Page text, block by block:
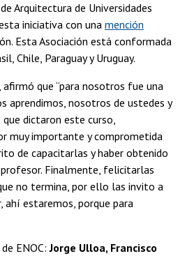
Arquitectura de Universidades
iniciativa con una mención
Esta Asociación está conformada
Chile, Paraguay y Uruguay.
, afirmó que “para nosotros fue una
aprendimos, nosotros de ustedes y
dictaron este curso,
muy importante y comprometida
de capacitarlas y haber obtenido
Finalmente, felicitarlas
no termina, por ello las invito a
ahí estaremos, porque para
ENOC:Jorge Ulloa, Francisco